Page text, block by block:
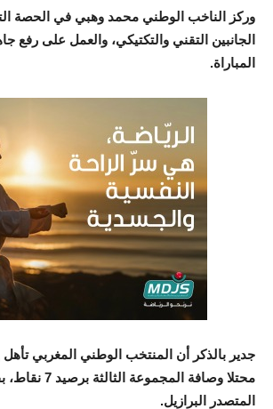
وركز الناخب الوطني محمد وهبي في الحصة
الجانبين التقني والتكتيكي، والعمل على رفع
المباراة.
جدير بالذكر أن المنتخب الوطني المغربي تأهل
محتلا وصافة
المتصدر البرازيل.